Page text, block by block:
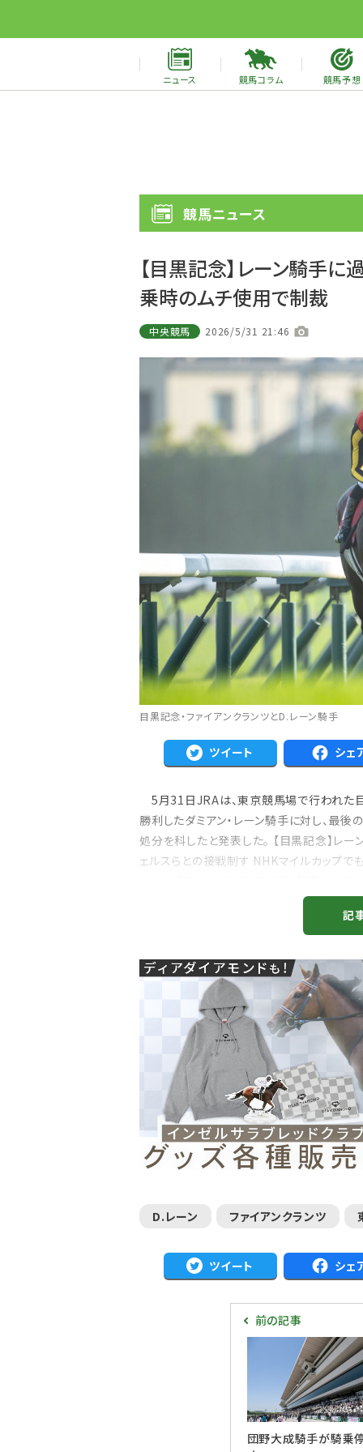
ニュース 競馬コラム 競馬予想
競馬ニュース
【目黒記念】レーン騎手
乗時のムチ使用で制裁
中央競馬 2026/5/31 21:46
目黒記念・ファイアンクランツとD.レーン騎手
ツイート シェ
5月31日JRAは、東京競馬場で行われた目
勝利したダミアン・レーン騎手に対し、最
処分を科したと発表した。 【目黒記念】レ
ェルスらとの接戦制す NHKマイルカップ
記
D.レーン ファイアンクランツ
ツイート シェ
前の記事
団野大成騎手が騎乗
注目のニュース
【キングジョージ】ルメール「坂の上で休
要でした」マスカレー...